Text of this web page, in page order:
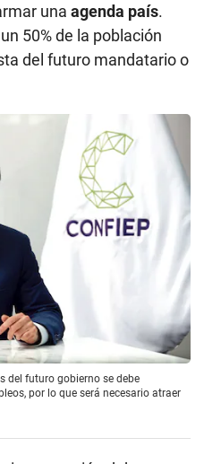
una agenda país.
50% de la población
del futuro mandatario o
del futuro gobierno se debe
por lo que será necesario atraer